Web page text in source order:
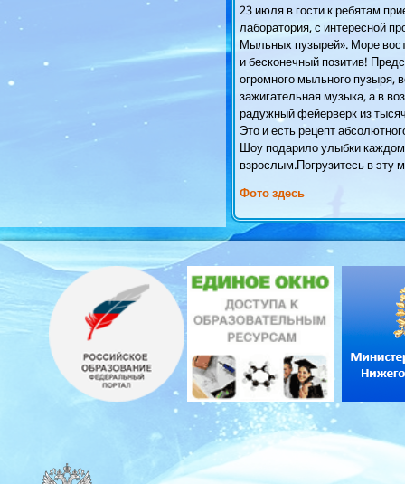
23 июля в гости к ребятам
лаборатория, с интересной
Мыльных пузырей». Море
и бесконечный позитив!
огромного мыльного пузыря,
зажигательная музыка, а в
радужный фейерверк из
Это и есть рецепт
Шоу подарило улыбки
взрослым.Погрузитесь в эту
Фото здесь